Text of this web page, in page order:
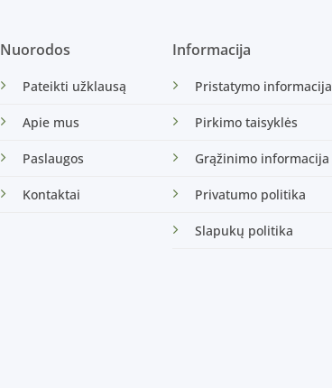
Nuorodos
Pateikti užklausą
Apie mus
Paslaugos
Kontaktai
Informacija
Pristatymo informacija
Pirkimo taisyklės
Grąžinimo informacija
Privatumo politika
Slapukų politika